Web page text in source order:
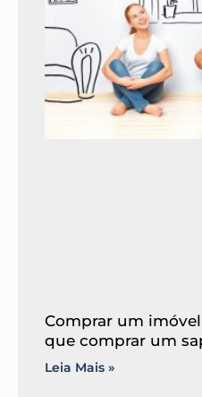
Comprar um
que comprar um
Leia Mais »